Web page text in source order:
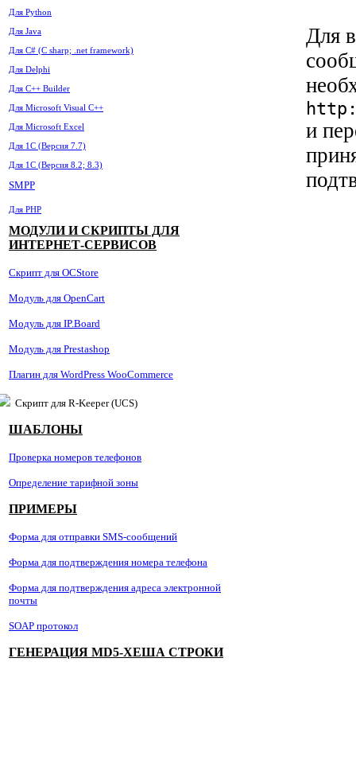
Для Python
Для Java
Для C# (C sharp; .net framework)
Для Delphi
Для C++ Builder
Для Microsoft Visual C++
Для Microsoft Excel
Для 1С (Версия 7.7)
Для 1С (Версия 8.2; 8.3)
SMPP
Для PHP
МОДУЛИ И СКРИПТЫ ДЛЯ
ИНТЕРНЕТ-СЕРВИСОВ
Скрипт для OCStore
Модуль для OpenCart
Модуль для IP.Board
Модуль для Prestashop
Плагин для WordPress WooCommerce
Скрипт для R-Keeper (UCS)
ШАБЛОНЫ
Проверка номеров телефонов
Определение тарифной зоны
ПРИМЕРЫ
Форма для отправки SMS-сообщений
Форма для подтверждения номера телефона
Форма для подтверждения адреса электронной
почты
SOAP протокол
ГЕНЕРАЦИЯ MD5-ХЕША СТРОКИ
Для
и